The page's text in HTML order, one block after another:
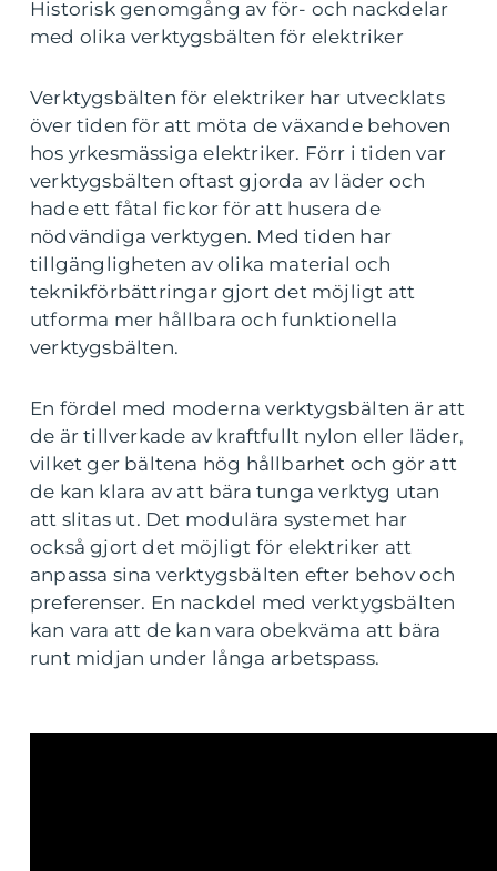
Historisk genomgång av för- och nackdelar
med olika verktygsbälten för elektriker
Verktygsbälten för elektriker har utvecklats
över tiden för att möta de växande behoven
hos yrkesmässiga elektriker. Förr i tiden var
verktygsbälten oftast gjorda av läder och
hade ett fåtal fickor för att husera de
nödvändiga verktygen. Med tiden har
tillgängligheten av olika material och
teknikförbättringar gjort det möjligt att
utforma mer hållbara och funktionella
verktygsbälten.
En fördel med moderna verktygsbälten är att
de är tillverkade av kraftfullt nylon eller läder,
vilket ger bältena hög hållbarhet och gör att
de kan klara av att bära tunga verktyg utan
att slitas ut. Det modulära systemet har
också gjort det möjligt för elektriker att
anpassa sina verktygsbälten efter behov och
preferenser. En nackdel med verktygsbälten
kan vara att de kan vara obekväma att bära
runt midjan under långa arbetspass.